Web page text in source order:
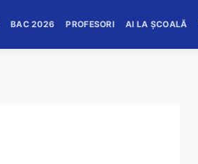
BAC 2026 PROFESORI AI LA ȘCOALĂ